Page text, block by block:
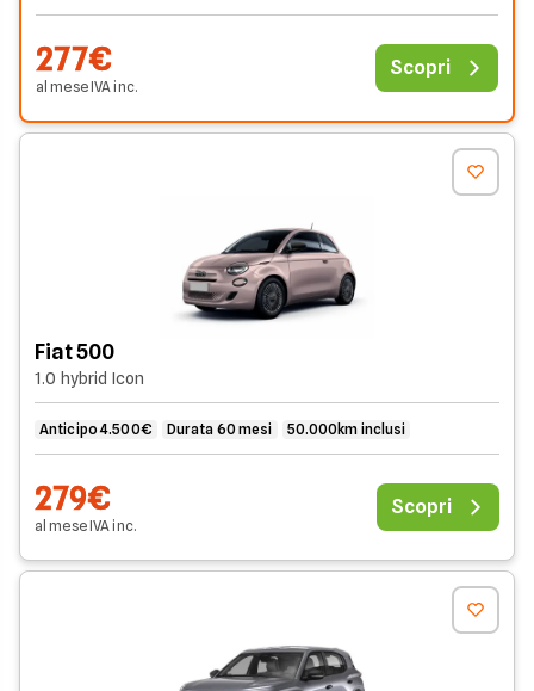
277€
al meseIVAinc.
Scopri
Fiat 500
1.0 hybrid Icon
Anticipo 4.500€ Durata 60 mesi 50.000km inclusi
279€
al meseIVAinc.
Scopri